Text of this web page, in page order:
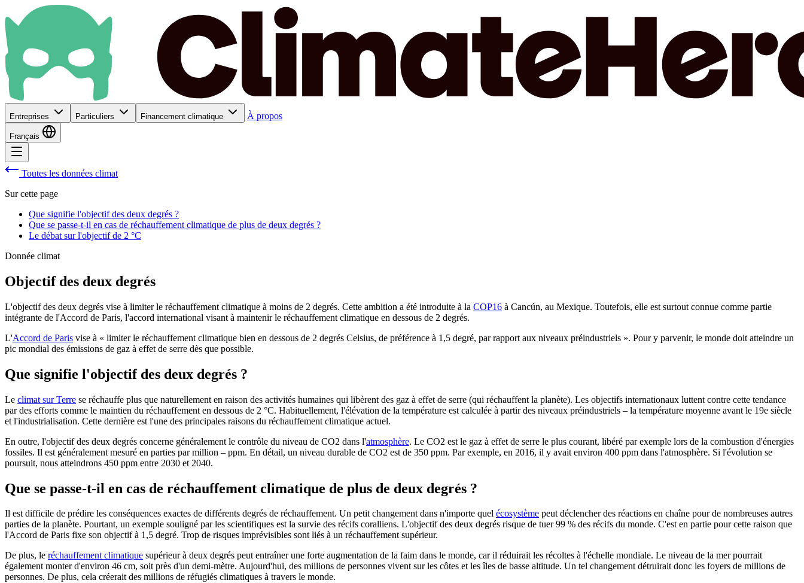
Entreprises Particuliers Financement climatique À propos
Français
Toutes les données climat
Sur cette page
Que signifie l'objectif des deux degrés ?
Que se passe-t-il en cas de réchauffement climatique de plus de deux degrés ?
Le débat sur l'objectif de 2 °C
Donnée climat
Objectif des deux degrés
L'objectif des deux degrés vise à limiter le réchauffement climatique à moins de 2 degrés. Cette ambition a été introduite à la COP16 à Cancún, au Mexique. Toutefois, elle est surtout connue comme partie
intégrante de l'Accord de Paris, l'accord international visant à maintenir le réchauffement climatique en dessous de 2 degrés.
L'Accord de Paris vise à « limiter le réchauffement climatique bien en dessous de 2 degrés Celsius, de préférence à 1,5 degré, par rapport aux niveaux préindustriels ». Pour y parvenir, le monde doit atteindre un
pic mondial des émissions de gaz à effet de serre dès que possible.
Que signifie l'objectif des deux degrés ?
Le climat sur Terre se réchauffe plus que naturellement en raison des activités humaines qui libèrent des gaz à effet de serre (qui réchauffent la planète). Les objectifs internationaux luttent contre cette tendance
par des efforts comme le maintien du réchauffement en dessous de 2 °C. Habituellement, l'élévation de la température est calculée à partir des niveaux préindustriels – la température moyenne avant le 19e siècle
et l'industrialisation. Cette dernière est l'une des principales raisons du réchauffement climatique actuel.
En outre, l'objectif des deux degrés concerne généralement le contrôle du niveau de CO2 dans l'atmosphère. Le CO2 est le gaz à effet de serre le plus courant, libéré par exemple lors de la combustion d'énergies
fossiles. Il est généralement mesuré en parties par million – ppm. En détail, un niveau durable de CO2 est de 350 ppm. Par exemple, en 2016, il y avait environ 400 ppm dans l'atmosphère. Si l'évolution se
poursuit, nous atteindrons 450 ppm entre 2030 et 2040.
Que se passe-t-il en cas de réchauffement climatique de plus de deux degrés ?
Il est difficile de prédire les conséquences exactes de différents degrés de réchauffement. Un petit changement dans n'importe quel écosystème peut déclencher des réactions en chaîne pour de nombreuses autres
parties de la planète. Pourtant, un exemple souligné par les scientifiques est la survie des récifs coralliens. L'objectif des deux degrés risque de tuer 99 % des récifs du monde. C'est en partie pour cette raison que
l'Accord de Paris fixe son objectif à 1,5 degré. Trop de risques imprévisibles sont liés à un réchauffement supérieur.
De plus, le réchauffement climatique supérieur à deux degrés peut entraîner une forte augmentation de la faim dans le monde, car il réduirait les récoltes à l'échelle mondiale. Le niveau de la mer pourrait
également monter d'environ 46 cm, soit près d'un demi-mètre. Aujourd'hui, des millions de personnes vivent sur les côtes et les îles de basse altitude. Un tel changement détruirait donc les foyers de millions de
personnes. De plus, cela créerait des millions de réfugiés climatiques à travers le monde.